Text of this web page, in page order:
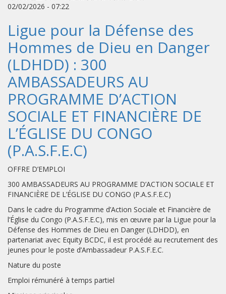
02/02/2026 - 07:22
Ligue pour la Défense des
Hommes de Dieu en Danger
(LDHDD) : 300
AMBASSADEURS AU
PROGRAMME D’ACTION
SOCIALE ET FINANCIÈRE DE
L’ÉGLISE DU CONGO
(P.A.S.F.E.C)
OFFRE D’EMPLOI
300 AMBASSADEURS AU PROGRAMME D’ACTION SOCIALE ET
FINANCIÈRE DE L’ÉGLISE DU CONGO (P.A.S.F.E.C)
Dans le cadre du Programme d’Action Sociale et Financière de
l’Église du Congo (P.A.S.F.E.C), mis en œuvre par la Ligue pour la
Défense des Hommes de Dieu en Danger (LDHDD), en
partenariat avec Equity BCDC, il est procédé au recrutement des
jeunes pour le poste d’Ambassadeur P.A.S.F.E.C.
Nature du poste
Emploi rémunéré à temps partiel